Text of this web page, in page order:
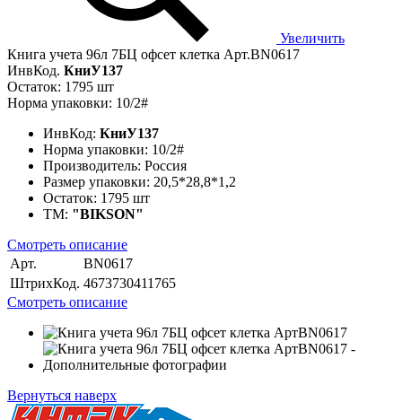
Увеличить
Книга учета 96л 7БЦ офсет клетка Арт.BN0617
ИнвКод. КниУ137
Остаток: 1795 шт
Норма упаковки: 10/2#
ИнвКод: КниУ137
Норма упаковки: 10/2#
Производитель: Россия
Размер упаковки: 20,5*28,8*1,2
Остаток: 1795 шт
ТМ: "BIKSON"
Смотреть описание
Арт.
BN0617
ШтрихКод. 4673730411765
Смотреть описание
Вернуться наверх